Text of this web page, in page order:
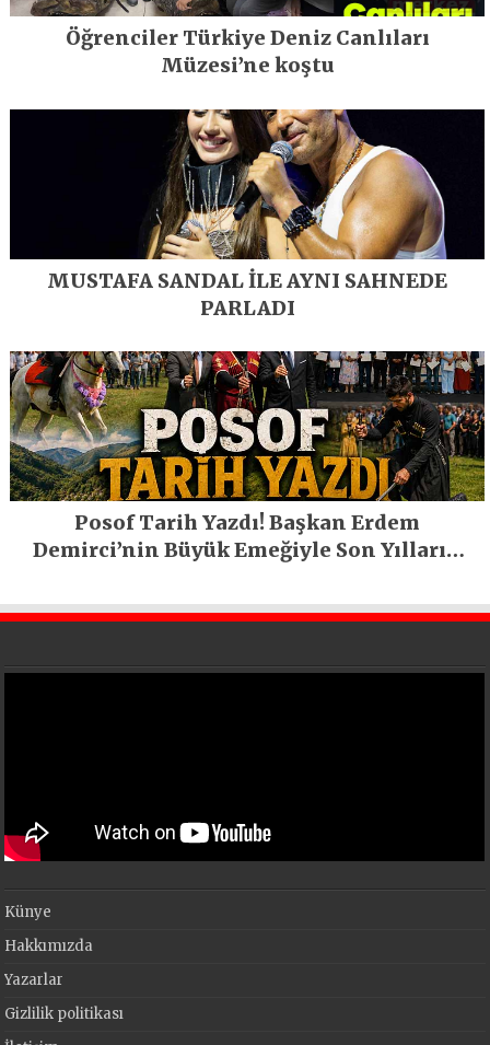
Öğrenciler Türkiye Deniz Canlıları
Müzesi’ne koştu
MUSTAFA SANDAL İLE AYNI SAHNEDE
PARLADI
Posof Tarih Yazdı! Başkan Erdem
Demirci’nin Büyük Emeğiyle Son Yılların
Künye
Hakkımızda
Yazarlar
Gizlilik politikası